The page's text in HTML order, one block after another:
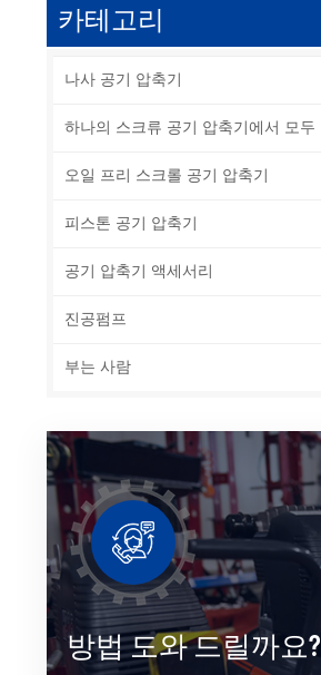
카테고리
나사 공기 압축기
하나의 스크류 공기 압축기에서 모두
오일 프리 스크롤 공기 압축기
피스톤 공기 압축기
공기 압축기 액세서리
진공펌프
부는 사람
방법 도와 드릴까요?